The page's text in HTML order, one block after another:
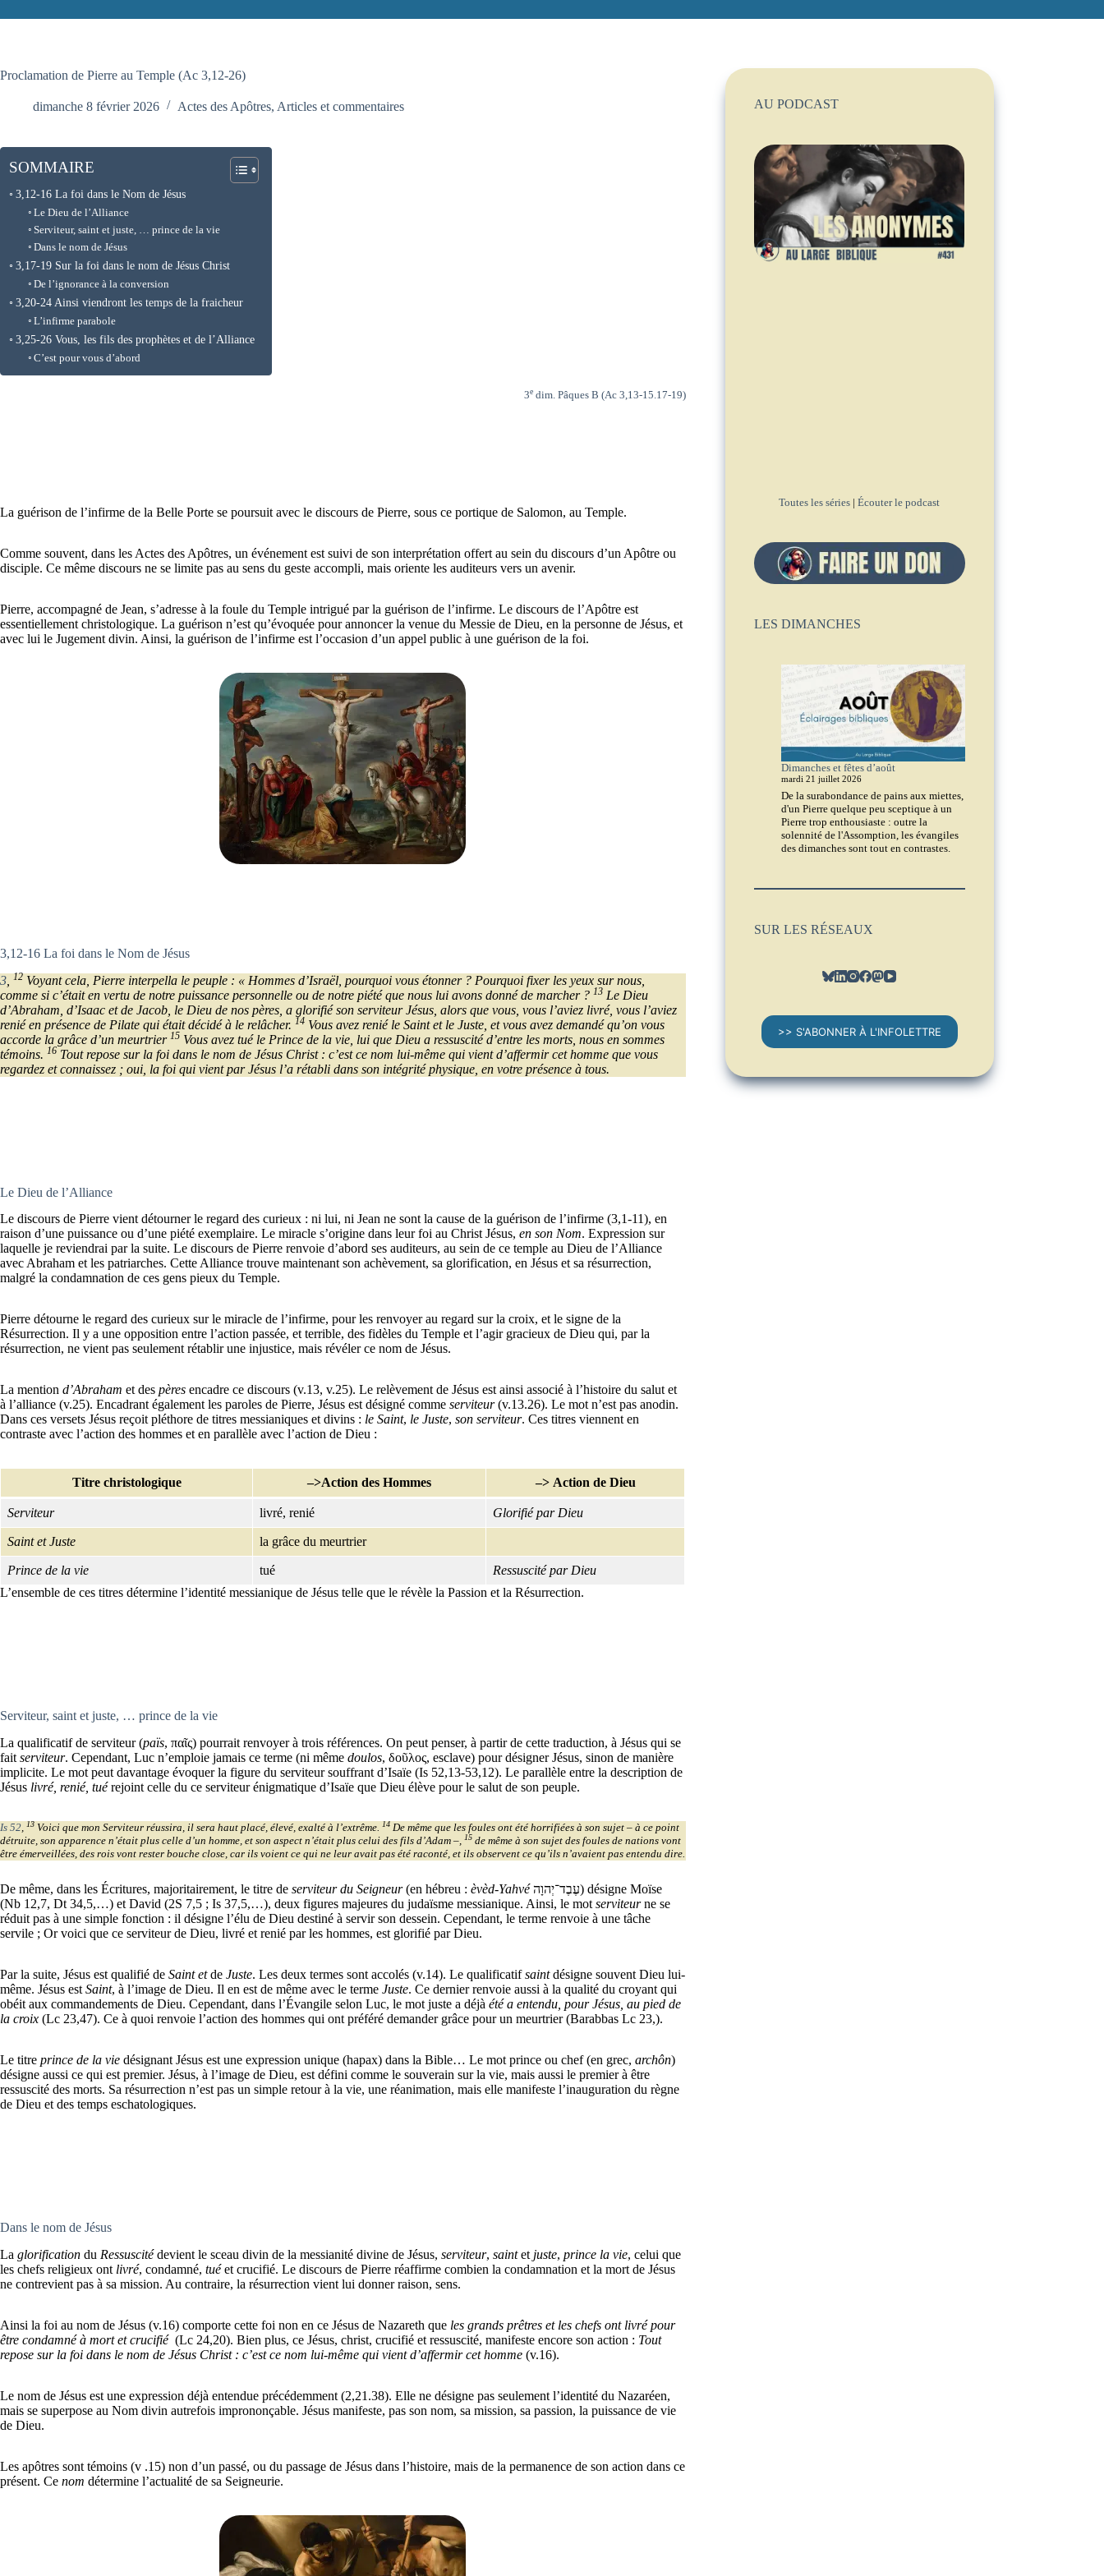
Proclamation de Pierre au Temple (Ac 3,12-26)
dimanche 8 février 2026 Actes des Apôtres, Articles et commentaires
SOMMAIRE
3,12-16 La foi dans le Nom de Jésus
Le Dieu de l’Alliance
Serviteur, saint et juste, … prince de la vie
Dans le nom de Jésus
3,17-19 Sur la foi dans le nom de Jésus Christ
De l’ignorance à la conversion
3,20-24 Ainsi viendront les temps de la fraicheur
L’infirme parabole
3,25-26 Vous, les fils des prophètes et de l’Alliance
C’est pour vous d’abord
3edim. Pâques B (Ac 3,13-15.17-19)
La guérison de l’infirme de la Belle Porte se poursuit avec le discours de Pierre, sous ce portique de Salomon, au Temple.
Comme souvent, dans les Actes des Apôtres, un événement est suivi de son interprétation offert au sein du discours d’un Apôtre ou
disciple. Ce même discours ne se limite pas au sens du geste accompli, mais oriente les auditeurs vers un avenir.
Pierre, accompagné de Jean, s’adresse à la foule du Temple intrigué par la guérison de l’infirme. Le discours de l’Apôtre est
essentiellement christologique. La guérison n’est qu’évoquée pour annoncer la venue du Messie de Dieu, en la personne de Jésus, et
avec lui le Jugement divin. Ainsi, la guérison de l’infirme est l’occasion d’un appel public à une guérison de la foi.
3,12-16 La foi dans le Nom de Jésus
3 12 Voyant cela, Pierre interpella le peuple : « Hommes d’Israël, pourquoi vous étonner ? Pourquoi fixer les yeux sur nous,
comme si c’était en vertu de notre puissance personnelle ou de notre piété que nous lui avons donné de marcher ? 13 Le Dieu
d’Abraham, d’Isaac et de Jacob, le Dieu de nos pères, a glorifié son serviteur Jésus, alors que vous, vous l’aviez livré, vous l’aviez
renié en présence de Pilate qui était décidé à le relâcher. 14 Vous avez renié le Saint et le Juste, et vous avez demandé qu’on vous
accorde la grâce d’un meurtrier 15 Vous avez tué le Prince de la vie, lui que Dieu a ressuscité d’entre les morts, nous en sommes
témoins. 16 Tout repose sur la foi dans le nom de Jésus Christ : c’est ce nom lui-même qui vient d’affermir cet homme que vous
regardez et connaissez ; oui, la foi qui vient par Jésus l’a rétabli dans son intégrité physique, en votre présence à tous.
Le Dieu de l’Alliance
Le discours de Pierre vient détourner le regard des curieux : ni lui, ni Jean ne sont la cause de la guérison de l’infirme (3,1-11), en
raison d’une puissance ou d’une piété exemplaire. Le miracle s’origine dans leur foi au Christ Jésus, en son Nom. Expression sur
laquelle je reviendrai par la suite. Le discours de Pierre renvoie d’abord ses auditeurs, au sein de ce temple au Dieu de l’Alliance
avec Abraham et les patriarches. Cette Alliance trouve maintenant son achèvement, sa glorification, en Jésus et sa résurrection,
malgré la condamnation de ces gens pieux du Temple.
Pierre détourne le regard des curieux sur le miracle de l’infirme, pour les renvoyer au regard sur la croix, et le signe de la
Résurrection. Il y a une opposition entre l’action passée, et terrible, des fidèles du Temple et l’agir gracieux de Dieu qui, par la
résurrection, ne vient pas seulement rétablir une injustice, mais révéler ce nom de Jésus.
La mention d’Abraham et des pères encadre ce discours (v.13, v.25). Le relèvement de Jésus est ainsi associé à l’histoire du salut et
à l’alliance (v.25). Encadrant également les paroles de Pierre, Jésus est désigné comme serviteur(v.13.26). Le mot n’est pas anodin.
Dans ces versets Jésus reçoit pléthore de titres messianiques et divins : le Saint, le Juste, son serviteur. Ces titres viennent en
contraste avec l’action des hommes et en parallèle avec l’action de Dieu :
Titre christologique –>Action des Hommes –> Action de Dieu
Serviteur livré, renié Glorifié par Dieu
Saint et Juste la grâce du meurtrier
Prince de la vie tué
Ressuscité par Dieu
L’ensemble de ces titres détermine l’identité messianique de Jésus telle que le révèle la Passion et la Résurrection.
Serviteur, saint et juste, … prince de la vie
La qualificatif de serviteur (païs, παῖς) pourrait renvoyer à trois références. On peut penser, à partir de cette traduction, à Jésus qui se
fait serviteur. Cependant, Luc n’emploie jamais ce terme (ni même doulos, δοῦλος, esclave) pour désigner Jésus, sinon de manière
implicite. Le mot peut davantage évoquer la figure du serviteur souffrant d’Isaïe (Is 52,13-53,12). Le parallèle entre la description de
Jésus livré, renié, tuérejoint celle du ce serviteur énigmatique d’Isaïe que Dieu élève pour le salut de son peuple.
Is 52, 13 Voici que mon Serviteur réussira, il sera haut placé, élevé, exalté à l’extrême. 14 De même que les foules ont été horrifiées à son sujet – à ce point
détruite, son apparence n’était plus celle d’un homme, et son aspect n’était plus celui des fils d’Adam –, 15 de même à son sujet des foules de nations vont
être émerveillées, des rois vont rester bouche close, car ils voient ce qui ne leur avait pas été raconté, et ils observent ce qu’ils n’avaient pas entendu dire.
De même, dans les Écritures, majoritairement, le titre de serviteur du Seigneur(en hébreu : èvèd-Yahvé‎עֶבֶד־יְהוָה) désigne Moïse
(Nb 12,7, Dt 34,5,…) et David (2S 7,5 ; Is 37,5,…), deux figures majeures du judaïsme messianique. Ainsi, le mot serviteurne se
réduit pas à une simple fonction : il désigne l’élu de Dieu destiné à servir son dessein. Cependant, le terme renvoie à une tâche
servile ; Or voici que ce serviteur de Dieu, livré et renié par les hommes, est glorifié par Dieu.
Par la suite, Jésus est qualifié de Saint etde Juste. Les deux termes sont accolés (v.14). Le qualificatifsaintdésigne souvent Dieu lui-
même. Jésus est Saint, à l’image de Dieu. Il en est de même avec le terme Juste. Ce dernier renvoie aussi à la qualité du croyant qui
obéit aux commandements de Dieu. Cependant, dans l’Évangile selon Luc, le mot juste a déjà été a entendu, pour Jésus, au pied de
la croix (Lc 23,47). Ce à quoi renvoie l’action des hommes qui ont préféré demander grâce pour un meurtrier (Barabbas Lc 23,).
Le titre prince de la vie désignant Jésus est une expression unique (hapax) dans la Bible… Le mot prince ou chef (en grec, archôn)
désigne aussi ce qui est premier. Jésus, à l’image de Dieu, est défini comme le souverain sur la vie, mais aussi le premier à être
ressuscité des morts. Sa résurrection n’est pas un simple retour à la vie, une réanimation, mais elle manifeste l’inauguration du règne
de Dieu et des temps eschatologiques.
Dans le nom de Jésus
La glorification du Ressuscitédevient le sceau divin de la messianité divine de Jésus, serviteur, saintet juste, prince la vie, celui que
les chefs religieux ont livré, condamné, tuéet crucifié. Le discours de Pierre réaffirme combien la condamnation et la mort de Jésus
ne contrevient pas à sa mission. Au contraire, la résurrection vient lui donner raison, sens.
Ainsi la foi au nom de Jésus (v.16) comporte cette foi non en ce Jésus de Nazareth que les grands prêtres et les chefs ont livré pour
être condamné à mort et crucifié(Lc 24,20). Bien plus, ce Jésus, christ, crucifié et ressuscité, manifeste encore son action : Tout
repose sur la foi dans le nom de Jésus Christ : c’est ce nom lui-même qui vient d’affermir cet homme (v.16).
Le nom de Jésus est une expression déjà entendue précédemment (2,21.38). Elle ne désigne pas seulement l’identité du Nazaréen,
mais se superpose au Nom divin autrefois imprononçable. Jésus manifeste, pas son nom, sa mission, sa passion, la puissance de vie
de Dieu.
Les apôtres sont témoins (v .15) non d’un passé, ou du passage de Jésus dans l’histoire, mais de la permanence de son action dans ce
présent. Ce nom détermine l’actualité de sa Seigneurie.
AU PODCAST
Toutes les séries |Écouter le podcast
LES DIMANCHES
Dimanches et fêtes d’août
mardi 21 juillet 2026
De la surabondance de pains aux miettes,
d'un Pierre quelque peu sceptique à un
Pierre trop enthousiaste : outre la
solennité de l'Assomption, les évangiles
des dimanches sont tout en contrastes.
SUR LES RÉSEAUX
>> S'ABONNER À L'INFOLETTRE